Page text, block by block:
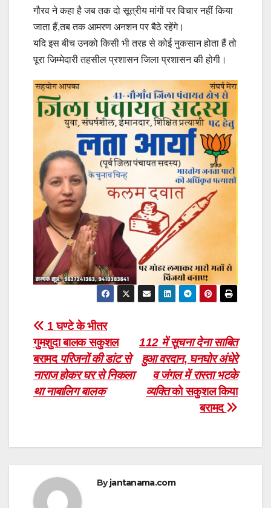
गौरव ने कहा है जब तक दो सूत्रीय मांगों पर विचार नहीं किया
जाता हैं,तब तक आमरण अनशन पर बैठे रहेंगे।
यदि इस बीच उनको किसी भी तरह से कोई नुकसान होता हैं तो
पूरा जिम्मेदारी तहसील प्रशासन जिला प्रशासन की होगी।
Post
navigation
112 में सूचना देना साबित
हुआ वरदान, घनघोर अंधेरे
व जंगल में रास्ता भटके
व्यक्तिको सकुशल किया
बरामद
1 घण्टे के भीतर
गुमशुदा बालक सकुशल
बरामद परिजनों की डांट से
नाराज होकर घर से निकला
था नाबालिग बालक
Byjantanama.com